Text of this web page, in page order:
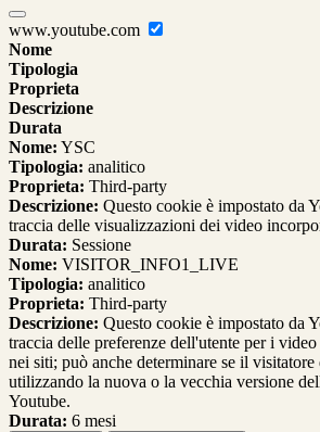
www.youtube.com
Nome
Tipologia
Proprieta
Descrizione
Durata
Nome: YSC
Tipologia: analitico
Proprieta: Third-party
Descrizione: Questo cookie è impostato da
traccia delle visualizzazioni dei video
Durata: Sessione
Nome: VISITOR_INFO1_LIVE
Tipologia: analitico
Proprieta: Third-party
Descrizione: Questo cookie è impostato da
traccia delle preferenze dell'utente per i
nei siti; può anche determinare se il visitatore
utilizzando la nuova o la vecchia versione
Youtube.
Durata: 6 mesi